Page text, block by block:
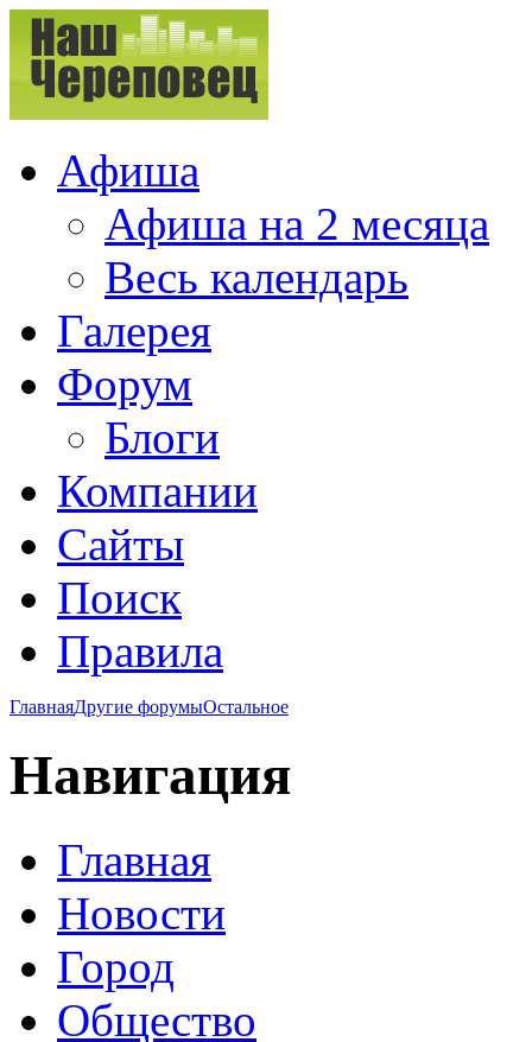
Афиша
Афиша на 2 месяца
Весь календарь
Галерея
Форум
Блоги
Компании
Сайты
Поиск
Правила
ГлавнаяДругие форумыОстальное
Навигация
Главная
Новости
Город
Общество